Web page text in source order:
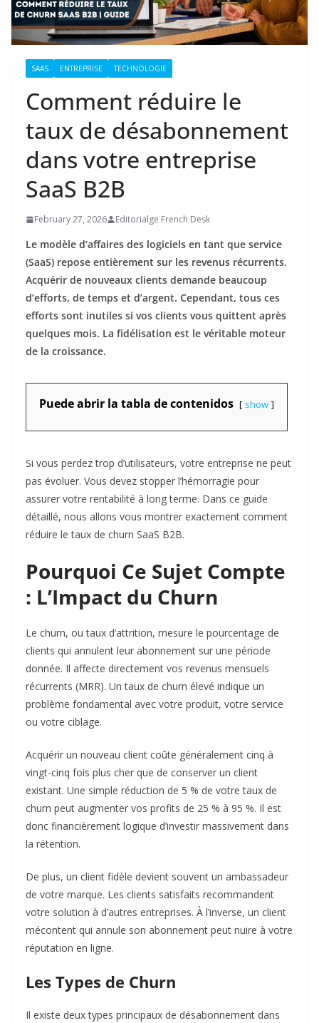
SAAS ENTREPRISE TECHNOLOGIE
Comment réduire le
taux de désabonnement
dans votre entreprise
SaaS B2B
February 27, 2026 Editorialge French Desk
Le modèle d’affaires des logiciels en tant que service
(SaaS) repose entièrement sur les revenus récurrents.
Acquérir de nouveaux clients demande beaucoup
d’efforts, de temps et d’argent. Cependant, tous ces
efforts sont inutiles si vos clients vous quittent après
quelques mois. La fidélisation est le véritable moteur
de la croissance.
Puede abrir la tabla de contenidos show
Si vous perdez trop d’utilisateurs, votre entreprise ne peut
pas évoluer. Vous devez stopper l’hémorragie pour
assurer votre rentabilité à long terme. Dans ce guide
détaillé, nous allons vous montrer exactement comment
réduire le taux de churn SaaS B2B.
Pourquoi Ce Sujet Compte
: L’Impact du Churn
Le churn, ou taux d’attrition, mesure le pourcentage de
clients qui annulent leur abonnement sur une période
donnée. Il affecte directement vos revenus mensuels
récurrents (MRR). Un taux de churn élevé indique un
problème fondamental avec votre produit, votre service
ou votre ciblage.
Acquérir un nouveau client coûte généralement cinq à
vingt-cinq fois plus cher que de conserver un client
existant. Une simple réduction de 5 % de votre taux de
churn peut augmenter vos profits de 25 % à 95 %. Il est
donc financièrement logique d’investir massivement dans
la rétention.
De plus, un client fidèle devient souvent un ambassadeur
de votre marque. Les clients satisfaits recommandent
votre solution à d’autres entreprises. À l’inverse, un client
mécontent qui annule son abonnement peut nuire à votre
réputation en ligne.
Les Types de Churn
Il existe deux types principaux de désabonnement dans